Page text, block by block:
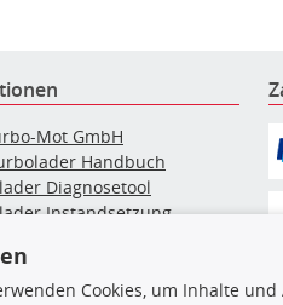
Mot GmbH
Handbuch
Diagnosetool
Instandsetzung
Hersteller
Cookies, um Inhalte